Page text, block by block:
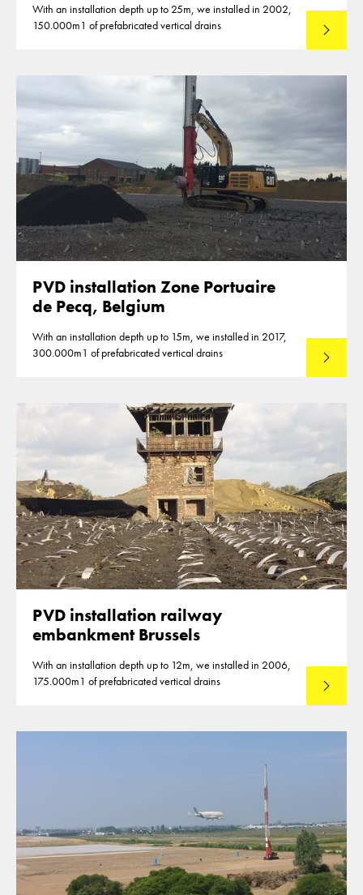
With an installation depth up to 25m, we installed in 2002,
150.000m1 of prefabricated vertical drains
Lees
PVD installation Zone Portuaire
de Pecq, Belgium
With an installation depth up to 15m, we installed in 2017,
300.000m1 of prefabricated vertical drains
Lees
PVD installation railway
embankment Brussels
With an installation depth up to 12m, we installed in 2006,
175.000m1 of prefabricated vertical drains
Lees